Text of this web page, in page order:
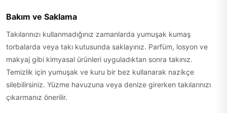
Bakım ve Saklama
Takılarınızı kullanmadığınız zamanlarda yumuşak kumaş
torbalarda veya takı kutusunda saklayınız. Parfüm, losyon ve
makyaj gibi kimyasal ürünleri uyguladıktan sonra takınız.
Temizlik için yumuşak ve kuru bir bez kullanarak nazikçe
silebilirsiniz. Yüzme havuzuna veya denize girerken takılarınızı
çıkarmanız önerilir.